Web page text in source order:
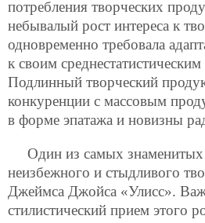
потребления творческих
небывалый рост интереса к
одновременно требовала
к своим
Подлинный творческий
конкуренции с массовым
в форме эпатажа и новизны
Один из самых
неизбежного и стыдливого
Джеймса Джойса «Улисс».
стилистический прием этого